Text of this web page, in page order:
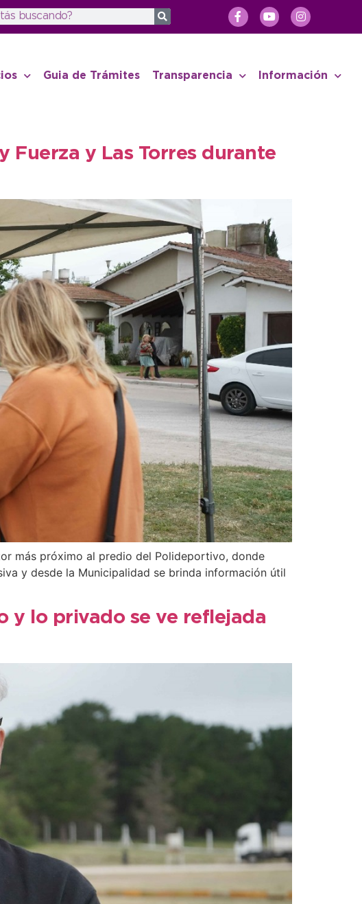
Guia de Trámites Transparencia Información
Fuerza y Las Torres durante
más próximo al predio del Polideportivo, donde
y desde la Municipalidad se brinda información útil
y lo privado se ve reflejada